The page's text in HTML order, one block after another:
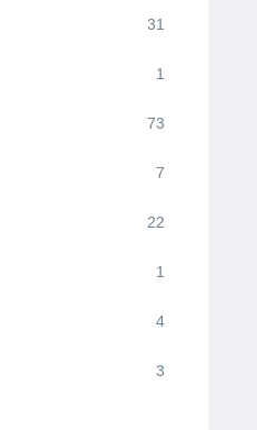
31
1
73
7
22
1
4
3